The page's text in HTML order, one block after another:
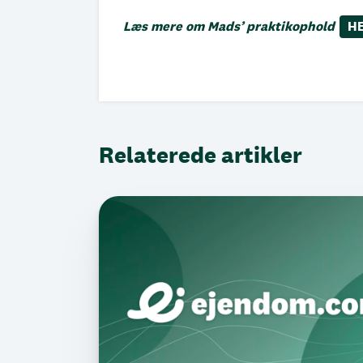
Læs mere om Mads’ praktikophold
Relaterede artikler